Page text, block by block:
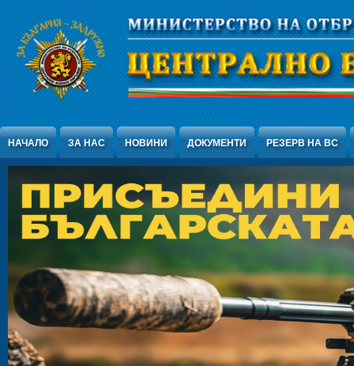
Jump to Content
НАЧАЛО ЗА НАС НОВИНИ ДОКУМЕНТИ РЕЗЕРВ НА ВС